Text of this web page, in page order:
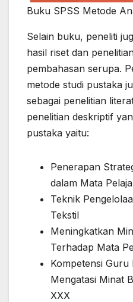
Buku SPSS Metode
Selain buku, peneliti
hasil riset dan
pembahasan serupa.
metode studi pustaka
sebagai penelitian
penelitian deskriptif
pustaka yaitu:
Penerapan
dalam Mata
Teknik
Tekstil
Meningkatkan
Terhadap Mata
Kompetensi Guru
Mengatasi Minat
XXX